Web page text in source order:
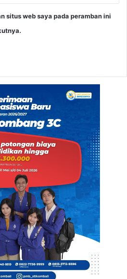
situs web saya pada peramban ini